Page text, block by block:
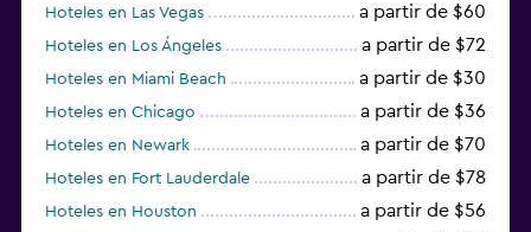
Hoteles en Las Vegas a partir de $60
Hoteles en Los Ángeles a partir de $72
Hoteles en Miami Beach a partir de $30
Hoteles en Chicago a partir de $36
Hoteles en Newark a partir de $70
Hoteles en Fort Lauderdale a partir de $78
Hoteles en Houston a partir de $56